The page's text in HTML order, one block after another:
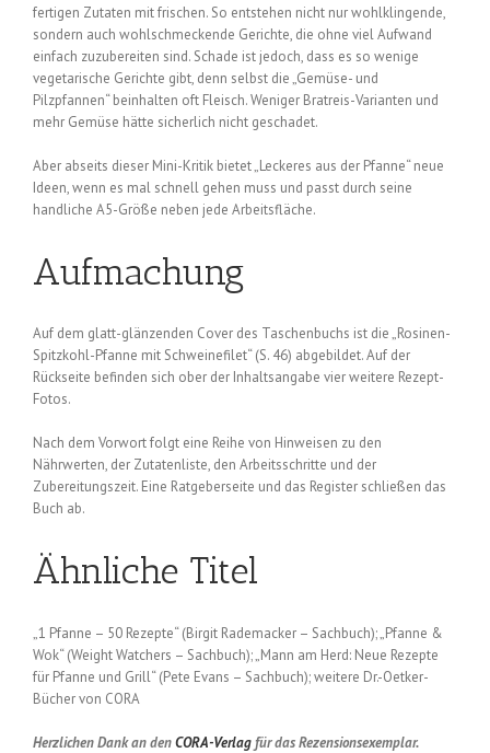
fertigen Zutaten mit frischen. So entstehen nicht nur wohlklingende,
sondern auch wohlschmeckende Gerichte, die ohne viel Aufwand
einfach zuzubereiten sind. Schade ist jedoch, dass es so wenige
vegetarische Gerichte gibt, denn selbst die „Gemüse- und
Pilzpfannen“ beinhalten oft Fleisch. Weniger Bratreis-Varianten und
mehr Gemüse hätte sicherlich nicht geschadet.
Aber abseits dieser Mini-Kritik bietet „Leckeres aus der Pfanne“ neue
Ideen, wenn es mal schnell gehen muss und passt durch seine
handliche A5-Größe neben jede Arbeitsfläche.
Aufmachung
Auf dem glatt-glänzenden Cover des Taschenbuchs ist die „Rosinen-
Spitzkohl-Pfanne mit Schweinefilet“ (S. 46) abgebildet. Auf der
Rückseite befinden sich ober der Inhaltsangabe vier weitere Rezept-
Fotos.
Nach dem Vorwort folgt eine Reihe von Hinweisen zu den
Nährwerten, der Zutatenliste, den Arbeitsschritte und der
Zubereitungszeit. Eine Ratgeberseite und das Register schließen das
Buch ab.
Ähnliche Titel
„1 Pfanne – 50 Rezepte“ (Birgit Rademacker – Sachbuch); „Pfanne &
Wok“ (Weight Watchers – Sachbuch); „Mann am Herd: Neue Rezepte
für Pfanne und Grill“ (Pete Evans – Sachbuch); weitere Dr.-Oetker-
Bücher von CORA
Herzlichen Dank an denCORA-Verlagfür das Rezensionsexemplar.